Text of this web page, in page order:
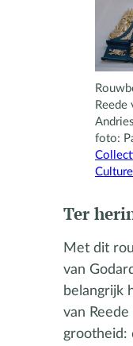
Reede
foto:
Ter
Met dit
van
belangrijk
van
grootheid: